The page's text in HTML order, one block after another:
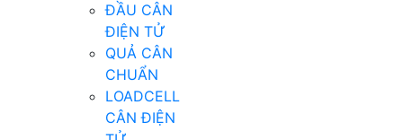
ĐẦU CÂN
ĐIỆN TỬ
QUẢ CÂN
CHUẨN
LOADCELL
CÂN ĐIỆN